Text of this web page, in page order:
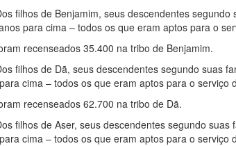
filhos de Benjamim, seus descendentes
para cima – todos os que eram aptos para o
recenseados 35.400 na tribo de Benjamim.
filhos de Dã, seus descendentes segundo suas
cima – todos os que eram aptos para o serviço
recenseados 62.700 na tribo de Dã.
filhos de Aser, seus descendentes segundo
cima – todos os que eram aptos para o serviço